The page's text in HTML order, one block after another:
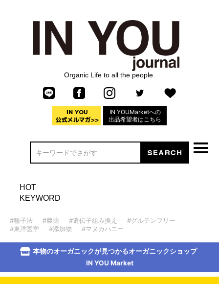
Organic Life to all the people.
IN YOUMarketへの
出品希望者はこちら
HOT
KEYWORD
#種子法 #農薬 #遺伝子組み換え
#グルテンフリー
#東洋医学
#添加物 #マヌカハニー
本物のオーガニックが見つかるオーガニックショップ
IN YOU Market